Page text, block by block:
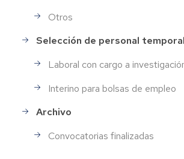
Otros
Selección de personal temporal
Laboral con cargo a
Interino para bolsas de empleo
Archivo
Convocatorias finalizadas